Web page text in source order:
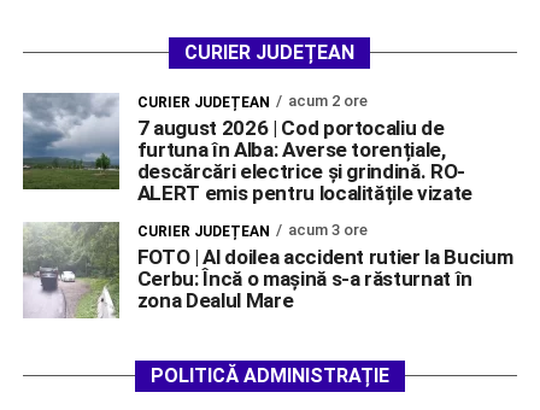
CURIER JUDEȚEAN
CURIER JUDEȚEAN acum 2 ore
7 august 2026 | Cod portocaliu de
furtuna în Alba: Averse torențiale,
descărcări electrice și grindină. RO-
ALERT emis pentru localitățile vizate
CURIER JUDEȚEAN acum 3 ore
FOTO | Al doilea accident rutier la Bucium
Cerbu: Încă o mașină s-a răsturnat în
zona Dealul Mare
POLITICĂ ADMINISTRAȚIE